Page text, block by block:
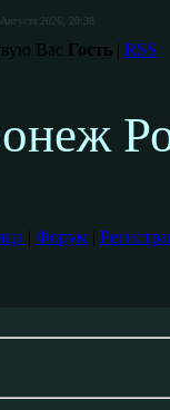
2026, 20:38
Вас Гость | RSS
| Форум |